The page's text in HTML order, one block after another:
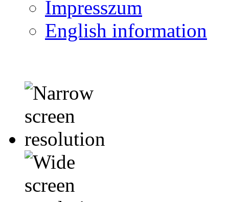
Impresszum
English information